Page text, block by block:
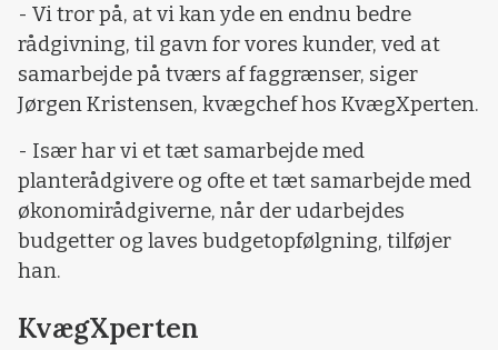
- Vi tror på, at vi kan yde en endnu bedre
rådgivning, til gavn for vores kunder, ved at
samarbejde på tværs af faggrænser, siger
Jørgen Kristensen, kvægchef hos KvægXperten.
- Især har vi et tæt samarbejde med
planterådgivere og ofte et tæt samarbejde med
økonomirådgiverne, når der udarbejdes
budgetter og laves budgetopfølgning, tilføjer
han.
KvægXperten